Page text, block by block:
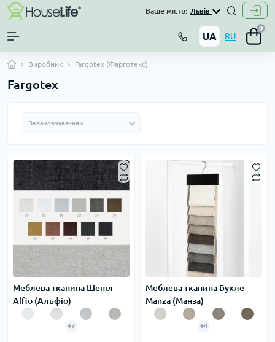
Ваше місто: Львів
UA RU
0
Виробник Fargotex (Фарготекс)
Fargotex
Меблева тканина Шеніл
Alfio (Альфіо)
+7
Меблева тканина Букле
Manza (Манза)
+4